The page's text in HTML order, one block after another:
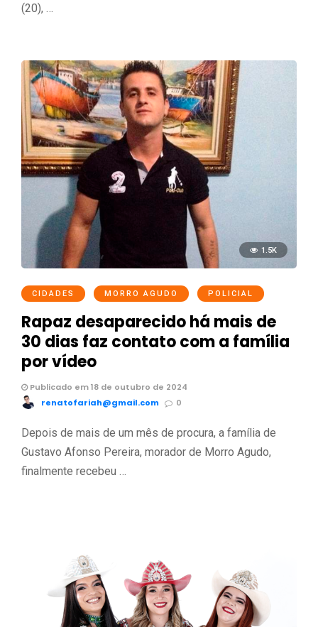
(20), …
1.5K
CIDADES MORRO AGUDO POLICIAL
Rapaz desaparecido há mais de
30 dias faz contato com a família
por vídeo
Publicado em 18 de outubro de 2024
renatofariah@gmail.com
0
Depois de mais de um mês de procura, a família de
Gustavo Afonso Pereira, morador de Morro Agudo,
finalmente recebeu …